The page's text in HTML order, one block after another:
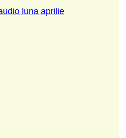
luna aprilie